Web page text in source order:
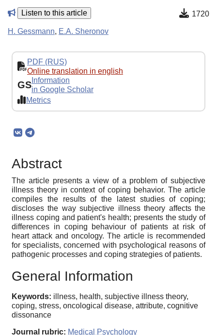
Listen to this article 1720
H. Gessmann, E.A. Sheronov
PDF (RUS)
Online translation in english
GS Information
in Google Scholar
Metrics
Abstract
The article presents a view of a problem of subjective
illness theory in context of coping behavior. The article
compiles the results of the latest studies of coping;
discloses the way subjective illness theory affects the
illness coping and patient's health; presents the study of
differences in coping behaviour of patients at risk of
heart attack and oncology. The article is recommended
for specialists, concerned with psychological reasons of
pathogenic processes and coping strategies of patients.
General Information
Keywords: illness, health, subjective illness theory,
coping, stress, oncological disease, attribute, cognitive
dissonance
Journal rubric: Medical Psychology